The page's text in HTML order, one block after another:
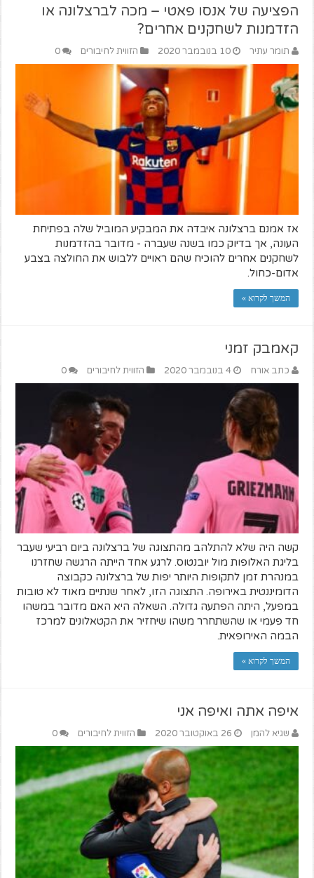
הפציעה של אנסו פאטי – מכה לברצלונה או
הזדמנות לשחקנים אחרים?
תומר עתיר 10 בנובמבר 2020 הזווית לחיבורים 0
אז אמנם ברצלונה איבדה את המבקיע המוביל שלה בפתיחת
העונה, אך בדיוק כמו בשנה שעברה - מדובר בהזדמנות
לשחקנים אחרים להוכיח שהם ראויים ללבוש את החולצה בצבע
אדום-כחול.
המשך לקרוא »
קאמבק זמני
כתב אורח 4 בנובמבר 2020 הזווית לחיבורים 0
קשה היה שלא להתלהב מהתצוגה של ברצלונה ביום רביעי שעבר
בליגת האלופות מול יובנטוס. לרגע אחד הייתה הרגשה שחזרנו
במנהרת זמן לתקופות היותר יפות של ברצלונה כקבוצה
הדומיננטית באירופה. התצוגה הזו, לאחר שנתיים מאוד לא טובות
במפעל, היתה הפתעה גדולה. השאלה היא האם מדובר במשהו
חד פעמי או שהשתחרר משהו שיחזיר את הקטאלונים למרכז
הבמה האירופאית.
המשך לקרוא »
איפה אתה ואיפה אני
שגיא להמן 26 באוקטובר 2020 הזווית לחיבורים 0